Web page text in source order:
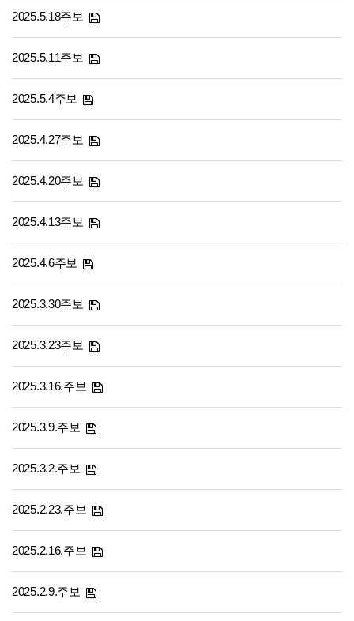
2025.5.18주보
2025.5.11주보
2025.5.4주보
2025.4.27주보
2025.4.20주보
2025.4.13주보
2025.4.6주보
2025.3.30주보
2025.3.23주보
2025.3.16.주보
2025.3.9.주보
2025.3.2.주보
2025.2.23.주보
2025.2.16.주보
2025.2.9.주보